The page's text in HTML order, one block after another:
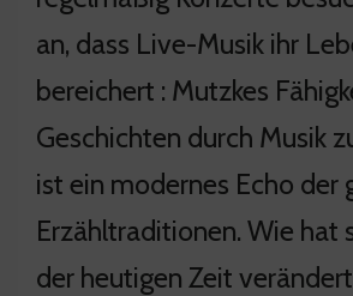
an, dass Live-Musik ihr
bereichert : Mutzkes
Geschichten durch Musik
ist ein modernes Echo der
Erzähltraditionen. Wie hat
der heutigen Zeit